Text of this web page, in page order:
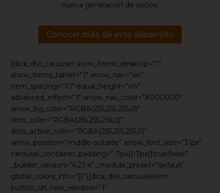
nueva generación de socios.
Conocer más de este desarrollo
[dica_divi_carousel show_items_desktop=”1″
show_items_tablet=”1″ arrow_nav=”on”
item_spacing=”10″ equal_height=”on”
advanced_effect=”1″ arrow_nav_color=”#000000″
arrow_bg_color=”RGBA(255,255,255,0)”
dots_color=”RGBA(255,255,255,0)”
dots_active_color=”RGBA(255,255,255,0)”
arrow_position=”middle-outside” arrow_font_size=”31px”
carousel_container_padding=”-7px||-7px||true|false”
_builder_version=”4.27.4″ _module_preset=”default”
global_colors_info=”{}”][dica_divi_carouselitem
button_url_new_window=”1″